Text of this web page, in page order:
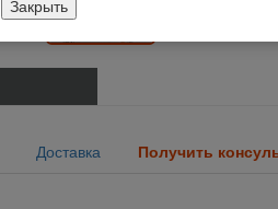
Доставка Получить
Закрыть